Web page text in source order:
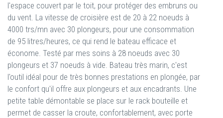
l'espace couvert par le toit, pour protéger des embruns ou
du vent. La vitesse de croisière est de 20 à 22 noeuds à
4000 trs/mn avec 30 plongeurs, pour une consommation
de 95 litres/heures, ce qui rend le bateau efficace et
économe. Testé par mes soins à 28 noeuds avec 30
plongeurs et 37 noeuds à vide. Bateau très marin, c'est
l'outil idéal pour de très bonnes prestations en plongée, par
le confort qu'il offre aux plongeurs et aux encadrants. Une
petite table démontable se place sur le rack bouteille et
permet de casser la croute, confortablement, avec porte